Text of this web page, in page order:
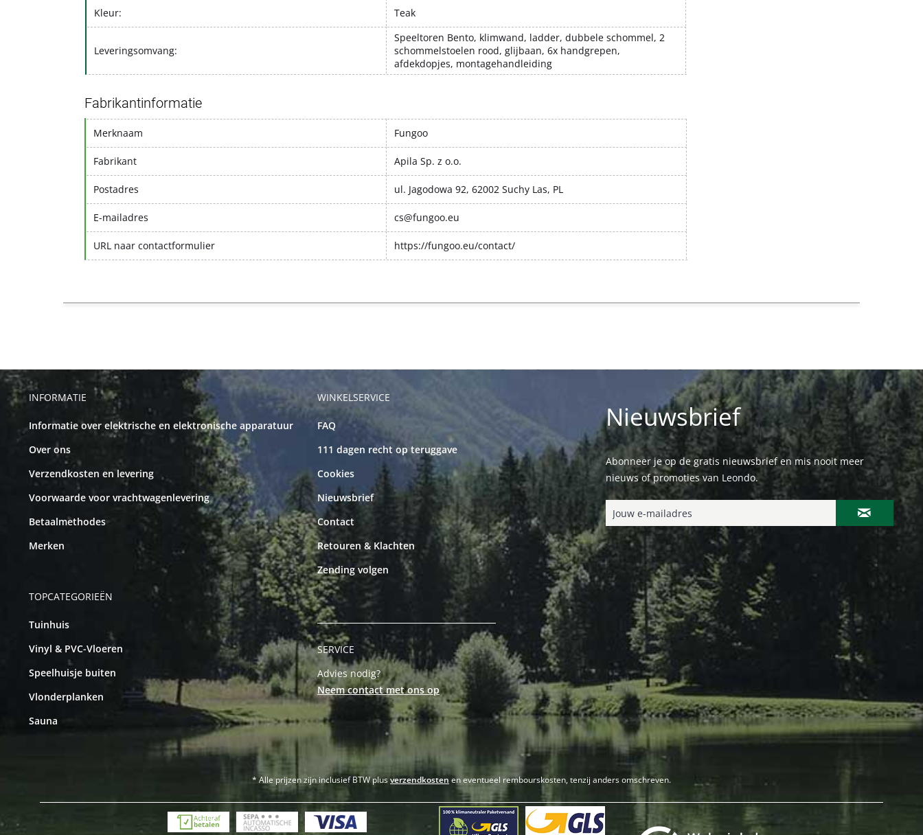
Kleur: Teak
Leveringsomvang:
Speeltoren Bento, klimwand, ladder, dubbele schommel, 2
schommelstoelen rood, glijbaan, 6x handgrepen,
afdekdopjes, montagehandleiding
Fabrikantinformatie
Merknaam Fungoo
Fabrikant Apila Sp. z o.o.
Postadres ul. Jagodowa 92, 62002 Suchy Las, PL
E-mailadres cs@fungoo.eu
URL naar contactformulier https://fungoo.eu/contact/
INFORMATIE
Informatie over elektrische en elektronische apparatuur
Over ons
Verzendkosten en levering
Voorwaarde voor vrachtwagenlevering
Betaalmethodes
Merken
TOPCATEGORIEËN
Tuinhuis
Vinyl & PVC-Vloeren
Speelhuisje buiten
Vlonderplanken
Sauna
WINKELSERVICE
FAQ
111 dagen recht op teruggave
Cookies
Nieuwsbrief
Contact
Retouren & Klachten
Zending volgen
SERVICE
Advies nodig?
Neem contact met ons op
Nieuwsbrief
Abonneer je op de gratis nieuwsbrief en mis nooit meer
nieuws of promoties van Leondo.
* Alle prijzen zijn inclusief BTW plusverzendkosten en eventueel rembourskosten, tenzij anders omschreven.